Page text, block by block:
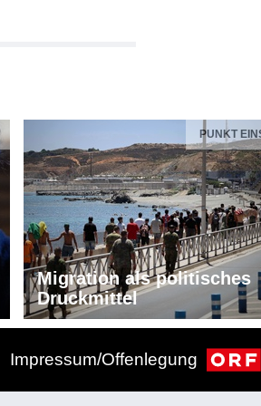
PUNKT
Migration als politisches
Druckmittel
Impressum/Offenlegung